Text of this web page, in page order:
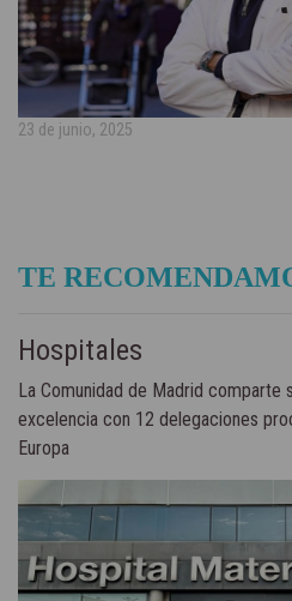
23 de junio, 2025
TE
Hospitales
La Comunidad de Madrid comparte
excelencia con 12 delegaciones
Europa